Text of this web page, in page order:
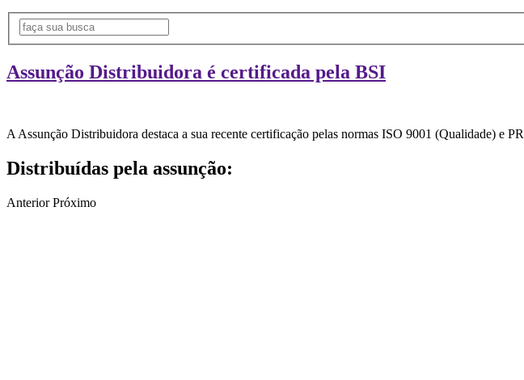
Assunção Distribuidora é certificada pela BSI
A Assunção Distribuidora destaca a sua recente certificação pelas normas ISO 9001 (Qualidade) e
Distribuídas pela assunção:
Anterior Próximo